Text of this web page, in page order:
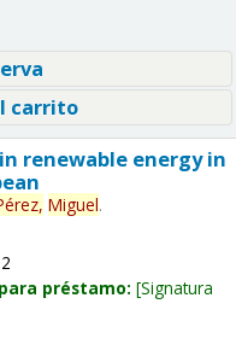
carrito
renewable energy in
Miguel.
préstamo: Signatura